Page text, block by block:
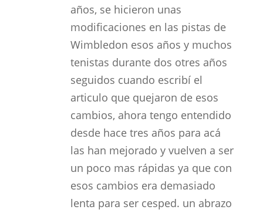
años, se hicieron unas
modificaciones en las pistas de
Wimbledon esos años y muchos
tenistas durante dos otres años
seguidos cuando escribí el
articulo que quejaron de esos
cambios, ahora tengo entendido
desde hace tres años para acá
las han mejorado y vuelven a ser
un poco mas rápidas ya que con
esos cambios era demasiado
lenta para ser cesped. un abrazo